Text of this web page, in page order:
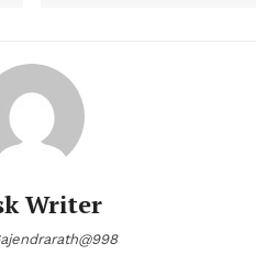
Writer